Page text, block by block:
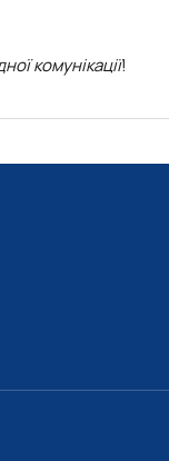
комунікації!